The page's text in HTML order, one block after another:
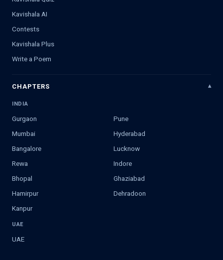
Kavishala AI
Contests
Kavishala Plus
Write a Poem
CHAPTERS
INDIA
Gurgaon
Pune
Mumbai
Hyderabad
Bangalore
Lucknow
Rewa
Indore
Bhopal
Ghaziabad
Hamirpur
Dehradoon
Kanpur
UAE
UAE